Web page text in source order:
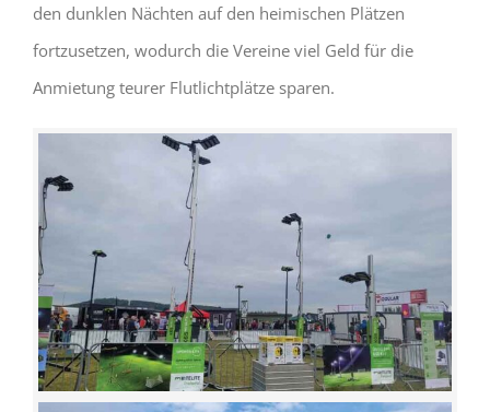
den dunklen Nächten auf den heimischen Plätzen
fortzusetzen, wodurch die Vereine viel Geld für die
Anmietung teurer Flutlichtplätze sparen.